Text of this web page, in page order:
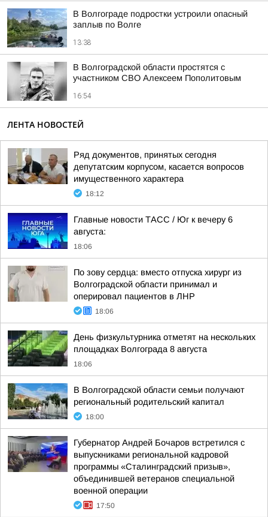
В Волгограде подростки устроили опасный
заплыв по Волге
13:38
В Волгоградской области простятся с
участником СВО Алексеем Пополитовым
16:54
ЛЕНТА НОВОСТЕЙ
Ряд документов, принятых сегодня
депутатским корпусом, касается вопросов
имущественного характера
18:12
Главные новости ТАСС / Юг к вечеру 6
августа:
18:06
По зову сердца: вместо отпуска хирург из
Волгоградской области принимал и
оперировал пациентов в ЛНР
18:06
День физкультурника отметят на нескольких
площадках Волгограда 8 августа
18:06
В Волгоградской области семьи получают
региональный родительский капитал
18:00
Губернатор Андрей Бочаров встретился с
выпускниками региональной кадровой
программы «Сталинградский призыв»,
объединившей ветеранов специальной
военной операции
17:50